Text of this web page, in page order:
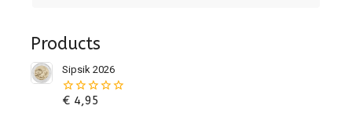
Products
Sipsik 2026
0
€4,95